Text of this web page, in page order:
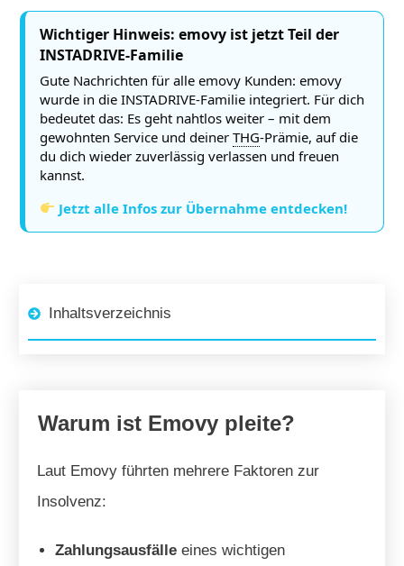
Wichtiger Hinweis: emovy ist jetzt Teil der
INSTADRIVE-Familie
Gute Nachrichten für alle emovy Kunden: emovy
wurde in die INSTADRIVE-Familie integriert. Für dich
bedeutet das: Es geht nahtlos weiter – mit dem
gewohnten Service und deiner THG-Prämie, auf die
du dich wieder zuverlässig verlassen und freuen
kannst.
Jetzt alle Infos zur Übernahme entdecken!
Inhaltsverzeichnis
Warum ist Emovy pleite?
Laut Emovy führten mehrere Faktoren zur
Insolvenz:
Zahlungsausfälle eines wichtigen